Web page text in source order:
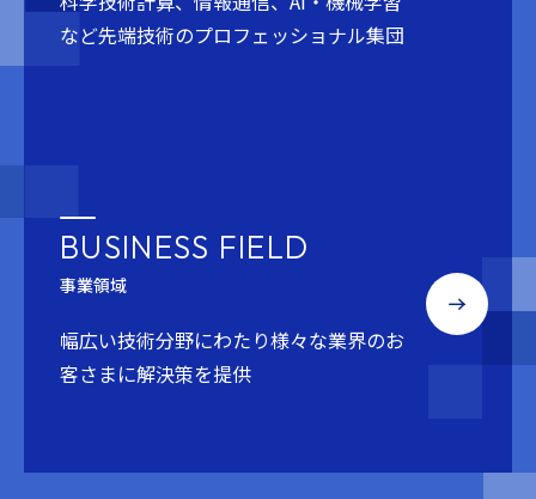
など先端技術のプロフェッショナル集団
BUSINESS FIELD
事業領域
幅広い技術分野にわたり様々な業界のお
客さまに解決策を提供